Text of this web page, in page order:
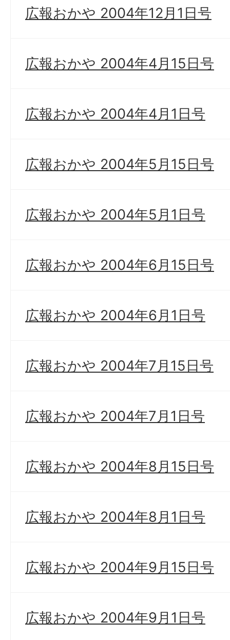
広報おかや 2004年12月1日号
広報おかや 2004年4月15日号
広報おかや 2004年4月1日号
広報おかや 2004年5月15日号
広報おかや 2004年5月1日号
広報おかや 2004年6月15日号
広報おかや 2004年6月1日号
広報おかや 2004年7月15日号
広報おかや 2004年7月1日号
広報おかや 2004年8月15日号
広報おかや 2004年8月1日号
広報おかや 2004年9月15日号
広報おかや 2004年9月1日号